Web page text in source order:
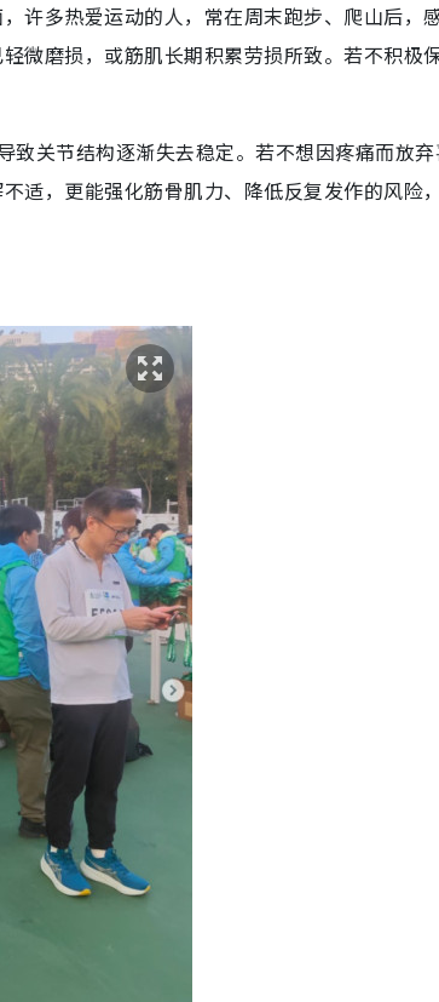
许多热爱运动的人，常在周末跑步、爬山后，
微磨损，或筋肌长期积累劳损所致。若不积极
致关节结构逐渐失去稳定。若不想因疼痛而放
适，更能强化筋骨肌力、降低反复发作的风险